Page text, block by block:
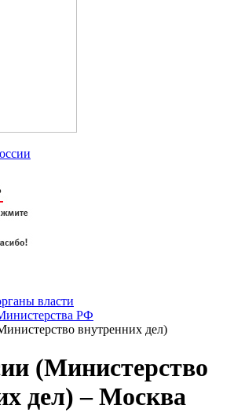
власти
РФ
внутренних дел)
(Министерство
дел) – Москва